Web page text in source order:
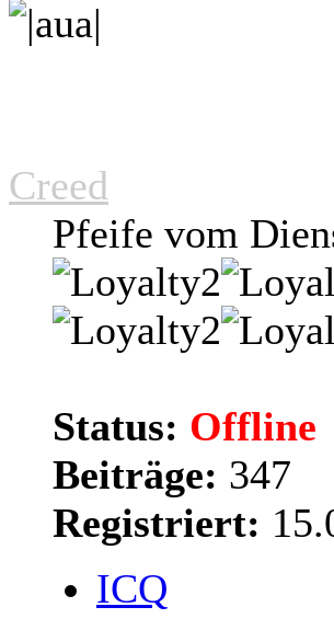
Creed
Pfeife vom
Status: Offline
Beiträge: 347
Registriert:
ICQ